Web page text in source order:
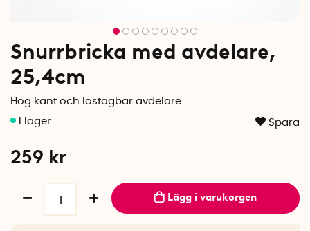
Snurrbricka med avdelare,
25,4cm
Hög kant och löstagbar avdelare
Spara
259 kr
Lägg i varukorgen